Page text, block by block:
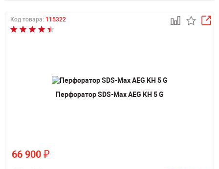
Код товара: 115322
Перфоратор SDS-Max AEG KH 5 G
66 900 ₽